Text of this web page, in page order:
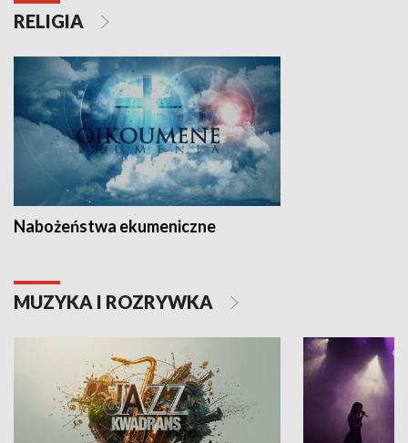
RELIGIA
Nabożeństwa ekumeniczne
MUZYKA I ROZRYWKA